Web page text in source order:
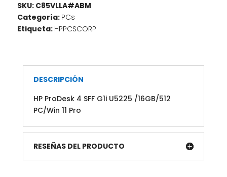
Pro
cantidad
SKU: C85VLLA#ABM
Categoría: PCs
Etiqueta: HPPCSCORP
DESCRIPCIÓN
HP ProDesk 4 SFF G1i U5225 /16GB/512
PC/Win 11 Pro
RESEÑAS DEL PRODUCTO